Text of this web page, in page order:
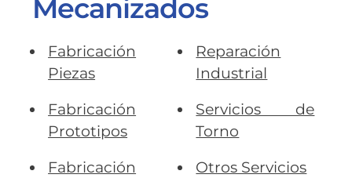
Mecanizados
Fabricación
Piezas
Fabricación
Prototipos
Fabricación
Reparación
Industrial
Servicios de
Torno
Otros Servicios